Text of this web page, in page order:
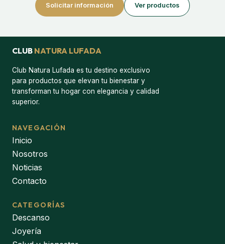
Solicitar información Ver productos
CLUB NATURA LUFADA
Club Natura Lufada es tu destino exclusivo
para productos que elevan tu bienestar y
transforman tu hogar con elegancia y calidad
superior.
NAVEGACIÓN
Inicio
Nosotros
Noticias
Contacto
CATEGORÍAS
Descanso
Joyería